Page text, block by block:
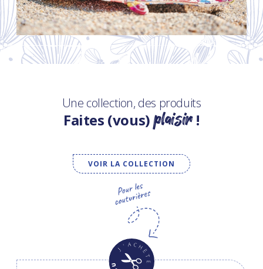
Une collection, des produits
Faites (vous)plaisir!
VOIR LA COLLECTION